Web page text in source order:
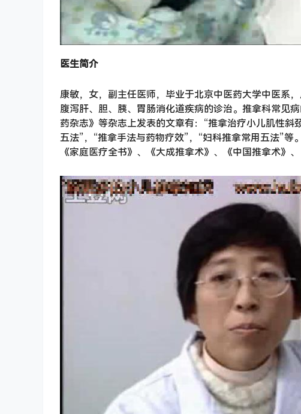
医生简介
康敏，女，副主任医师，毕业于北京中医药大学中医系
腹泻肝、胆、胰、胃肠消化道疾病的诊治。推拿科常见
药杂志》等杂志上发表的文章有：“推拿治疗小儿肌性
五法”，“推拿手法与药物疗效”，“妇科推拿常用五法”等
《家庭医疗全书》、《大成推拿术》、《中国推拿术》、